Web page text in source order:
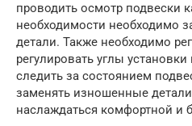
проводить осмотр подвески
необходимости необходимо
детали. Также необходимо
регулировать углы
следить за состоянием
заменять изношенные
наслаждаться комфортной и